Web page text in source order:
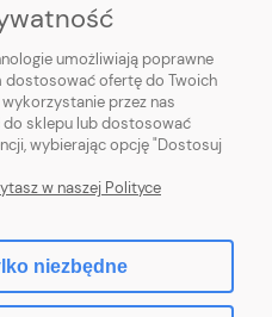
umożliwiają poprawne
dostosować ofertę do Twoich
przez nas
sklepu lub dostosować
wybierając opcję "Dostosuj
w naszej Polityce
niezbędne